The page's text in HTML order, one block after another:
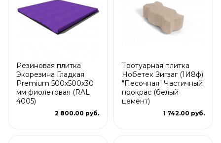
Резиновая плитка
Экорезина Гладкая
Premium 500x500x30
мм фиолетовая (RAL
4005)
2 800.00 руб.
Тротуарная плитка
Нобетек Зигзаг (1И8ф)
"Песочная" Частичный
прокрас (белый
цемент)
1 742.00 руб.